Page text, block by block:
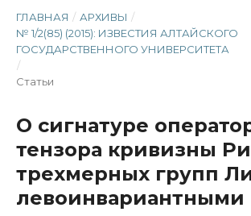
ГЛАВНАЯ / АРХИВЫ /
№ 1/2(85) (2015): ИЗВЕСТИЯ АЛТАЙСКОГО
ГОСУДАРСТВЕННОГО УНИВЕРСИТЕТА
/
Статьи
О сигнатуре
тензора кривизны
трехмерных групп
левоинвариантными